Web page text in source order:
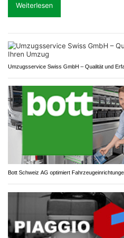
Weiterlesen
Umzugsservice Swiss GmbH – Qualität und
Bott Schweiz AG optimiert